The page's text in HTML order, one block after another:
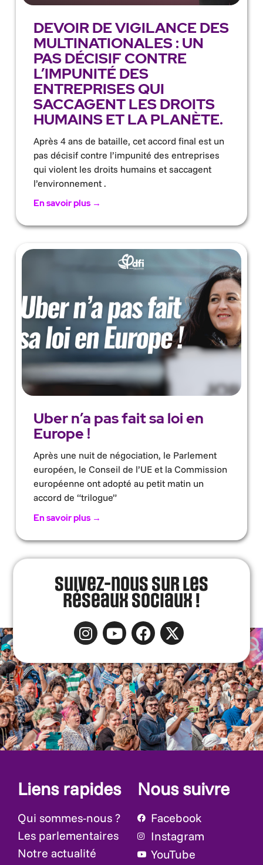
DEVOIR DE VIGILANCE DES
MULTINATIONALES : UN
PAS DÉCISIF CONTRE
L’IMPUNITÉ DES
ENTREPRISES QUI
SACCAGENT LES DROITS
HUMAINS ET LA PLANÈTE.
Après 4 ans de bataille, cet accord final est un
pas décisif contre l’impunité des entreprises
qui violent les droits humains et saccagent
l’environnement .
En savoir plus →
Uber n’a pas fait sa loi en
Europe !
Après une nuit de négociation, le Parlement
européen, le Conseil de l’UE et la Commission
européenne ont adopté au petit matin un
accord de “trilogue”
En savoir plus →
Suivez-nous sur les
réseaux sociaux !
Liens rapides
Qui sommes-nous ?
Les parlementaires
Notre actualité
Nous suivre
Facebook
Instagram
YouTube